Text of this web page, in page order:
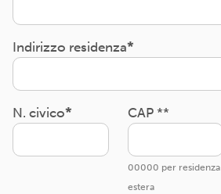
Indirizzo residenza
N. civico CAP **
00000 per residenza
estera